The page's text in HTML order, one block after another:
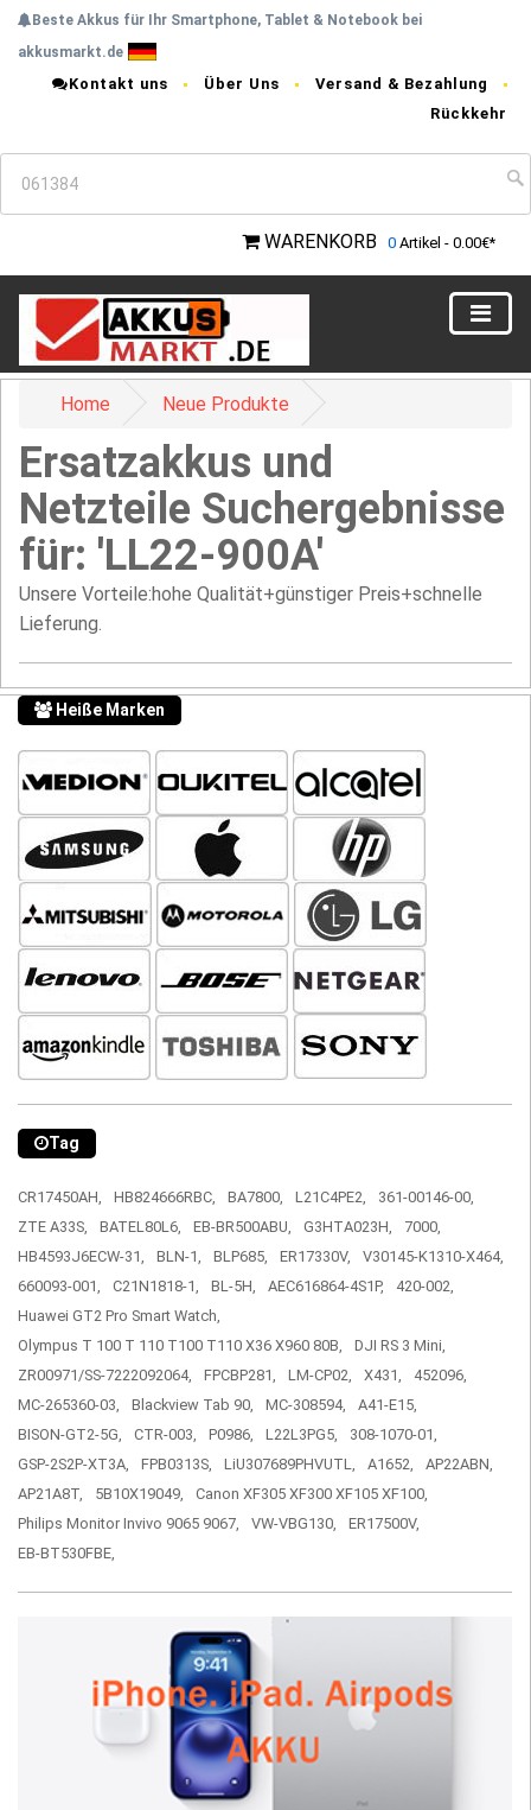
Beste Akkus für Ihr Smartphone, Tablet & Notebook bei
akkusmarkt.de
Kontakt uns Über Uns
Versand & Bezahlung
Rückkehr
WARENKORB 0 Artikel - 0.00€*
Home Neue Produkte
Ersatzakkus und
Netzteile Suchergebnisse
für: 'LL22-900A'
Unsere Vorteile:hohe Qualität+günstiger Preis+schnelle
Lieferung.
Heiße Marken
Tag
CR17450AH, HB824666RBC, BA7800, L21C4PE2,
361-00146-00,
ZTE A33S,
BATEL80L6, EB-BR500ABU, G3HTA023H,
7000,
HB4593J6ECW-31,
BLN-1, BLP685, ER17330V,
V30145-K1310-X464,
660093-001,
C21N1818-1, BL-5H, AEC616864-4S1P,
420-002,
Huawei GT2 Pro Smart Watch,
Olympus T 100 T 110 T100 T110 X36 X960 80B,
DJI RS 3 Mini,
ZR00971/SS-7222092064,
FPCBP281, LM-CP02, X431,
452096,
MC-265360-03,
Blackview Tab 90, MC-308594,
A41-E15,
BISON-GT2-5G,
CTR-003, P0986, L22L3PG5,
308-1070-01,
GSP-2S2P-XT3A,
FPB0313S, LiU307689PHVUTL, A1652,
AP22ABN,
AP21A8T,
5B10X19049,
Canon XF305 XF300 XF105 XF100,
Philips Monitor Invivo 9065 9067,
VW-VBG130,
ER17500V,
EB-BT530FBE,